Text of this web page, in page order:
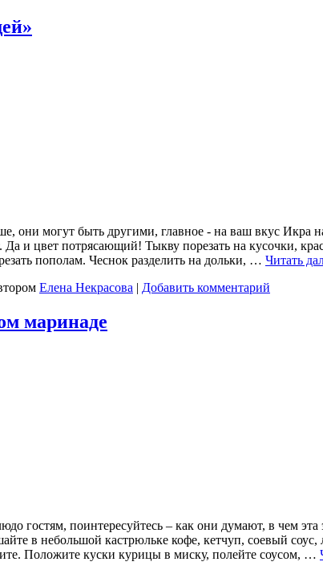
они могут быть другими, главное - на ваш вкус Икра
и цвет потрясающий! Тыкву порезать на кусочки,
пополам. Чеснок разделить на дольки, … Читать
Елена Некрасова | Добавить комментарий
маринаде
гостям, поинтересуйтесь – как они думают, в чем
в небольшой кастрюльке кофе, кетчуп, соевый
Положите куски курицы в миску, полейте соусом, …